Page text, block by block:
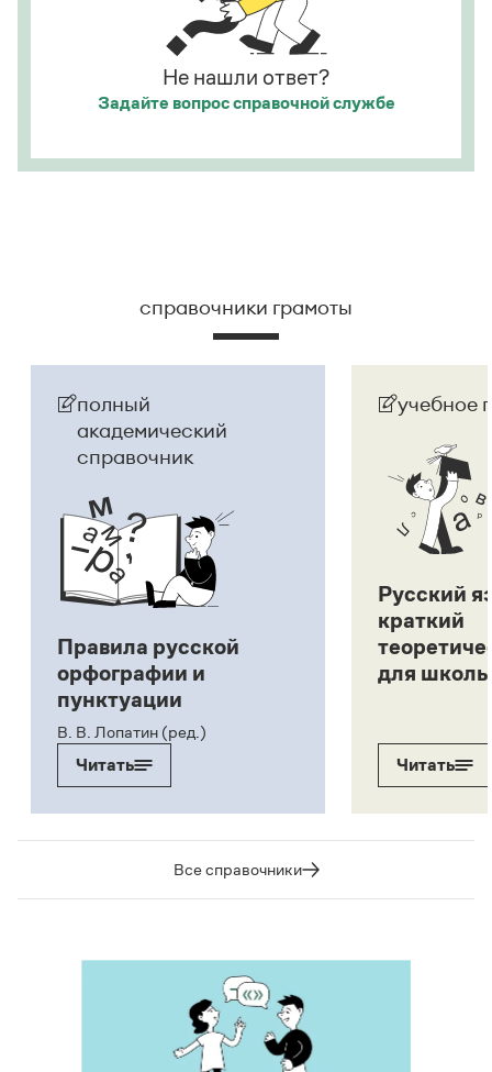
Не нашли ответ?
Задайте вопроссправочной службе
справочники грамоты
полный
академический
справочник
Правила русской
орфографии и
пунктуации
В. В. Лопатин (ред.)
Читать
учебное
Русский
краткий
для
Читать
Все справочники